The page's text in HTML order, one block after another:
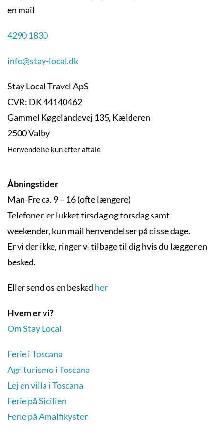
en mail
4290 1830
info@stay-local.dk
Stay Local Travel ApS
CVR: DK 44140462
Gammel Køgelandevej 135, Kælderen
2500 Valby
Henvendelse kun efter aftale
Åbningstider
Man-Fre ca. 9 – 16 (ofte længere)
Telefonen er lukket tirsdag og torsdag samt
weekender, kun mail henvendelser på disse dage.
Er vi der ikke, ringer vi tilbage til dig hvis du lægger en
besked.
Eller send os en besked her
Hvem er vi?
Om Stay Local
Ferie i Toscana
Agriturismo i Toscana
Lej en villa i Toscana
Ferie på Sicilien
Ferie på Amalfikysten